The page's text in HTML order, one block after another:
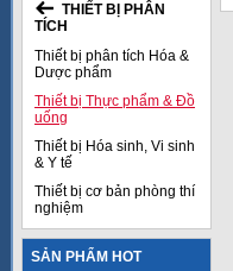
THIẾT BỊ PHÂN
TÍCH
Thiết bị phân tích Hóa &
Dược phẩm
Thiết bị Thực phẩm & Đồ
uống
Thiết bị Hóa sinh, Vi sinh
& Y tế
Thiết bị cơ bản phòng thí
nghiệm
SẢN PHẨM HOT